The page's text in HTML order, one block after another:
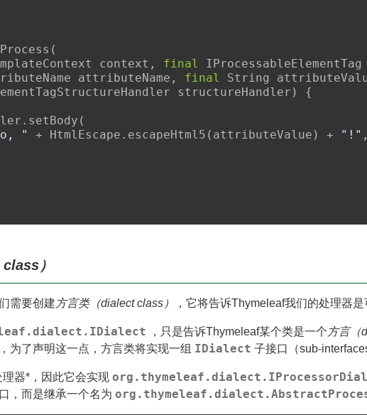
(
context , final
attributeName , final String
structureHandler ) {
. setBody (
"
+ HtmlEscape . escapeHtml5 ( attributeValue ) + "!" ,
）
需要创建 方言类（dialect class） ，它将告诉Thymeleaf我们的处理器是
，只是告诉Thymeleaf某个类是一个 方言（
为了声明这一点，方言类将实现一组 IDialect 子接口（sub-
器*，因此它会实现
，而是继承一个名为